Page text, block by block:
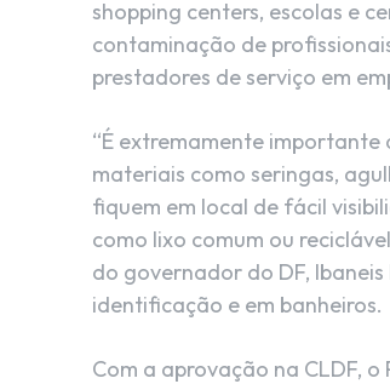
shopping centers, escolas e
contaminação de
prestadores de serviço em
“É extremamente
materiais como seringas,
fiquem em local de fácil
como lixo comum ou
do governador do DF,
identificação e em banheiros.
Com a aprovação na CLDF,